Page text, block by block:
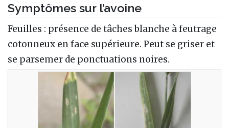
Symptômes sur l’avoine
Feuilles : présence de tâches blanche à feutrage
cotonneux en face supérieure. Peut se griser et
se parsemer de ponctuations noires.